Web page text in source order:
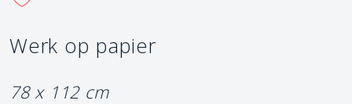
Werk op papier
78 x 112 cm